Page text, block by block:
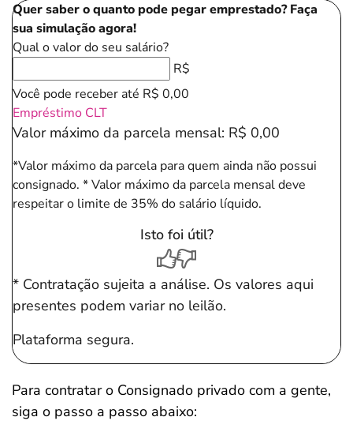
Quer saber o quanto pode pegar emprestado? Faça
sua simulação agora!
Qual o valor do seu salário?
R$
Você pode receber até R$ 0,00
Empréstimo CLT
Valor máximo da parcela mensal: R$ 0,00
*Valor máximo da parcela para quem ainda não possui
consignado. * Valor máximo da parcela mensal deve
respeitar o limite de 35% do salário líquido.
Isto foi útil?
* Contratação sujeita a análise. Os valores aqui
presentes podem variar no leilão.
Plataforma segura.
Para contratar o Consignado privado com a gente,
siga o passo a passo abaixo: